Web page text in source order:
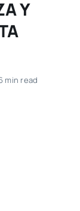
Y
min read